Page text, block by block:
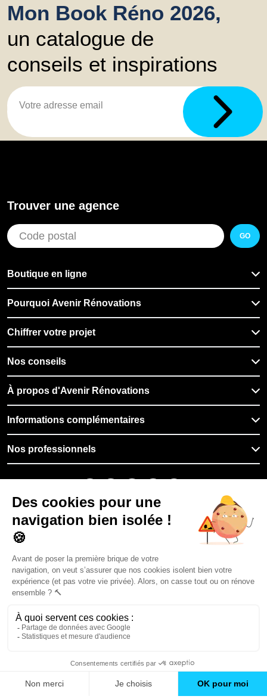
Mon Book Réno 2026,
un catalogue de
conseils et inspirations
Trouver une agence
GO
Boutique en ligne
Pourquoi Avenir Rénovations
Chiffrer votre projet
Nos conseils
À propos d'Avenir Rénovations
Informations complémentaires
Nos professionnels
Filiale du groupe At Home